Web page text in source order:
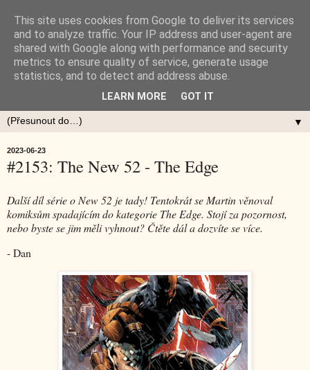
▼
2023-06-23
#2153: The New 52 - The Edge
Další díl série o New 52 je tady! Tentokrát se Martin věnoval
komiksům spadajícím do kategorie The Edge. Stojí za pozornost,
nebo byste se jim měli vyhnout? Čtěte dál a dozvíte se více.
- Dan
This site uses cookies from Google to deliver its services
and to analyze traffic. Your IP address and user-agent are
shared with Google along with performance and security
metrics to ensure quality of service, generate usage
statistics, and to detect and address abuse.
LEARN MORE GOT IT